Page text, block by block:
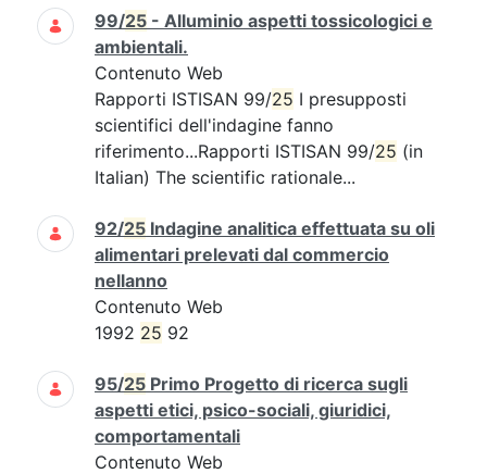
99/25 - Alluminio aspetti tossicologici e
ambientali.
Contenuto Web
Rapporti ISTISAN 99/25 I presupposti
scientifici dell'indagine fanno
riferimento...Rapporti ISTISAN 99/25 (in
Italian) The scientific rationale...
92/25 Indagine analitica effettuata su oli
alimentari prelevati dal commercio
nellanno
Contenuto Web
1992 25 92
95/25 Primo Progetto di ricerca sugli
aspetti etici, psico-sociali, giuridici,
comportamentali
Contenuto Web